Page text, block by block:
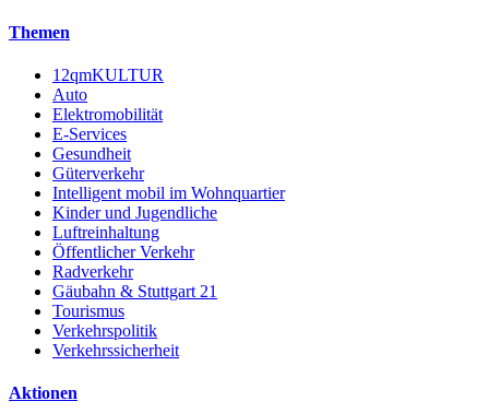
Themen
12qmKULTUR
Auto
Elektromobilität
E-Services
Gesundheit
Güterverkehr
Intelligent mobil im Wohnquartier
Kinder und Jugendliche
Luftreinhaltung
Öffentlicher Verkehr
Radverkehr
Gäubahn & Stuttgart 21
Tourismus
Verkehrspolitik
Verkehrssicherheit
Aktionen